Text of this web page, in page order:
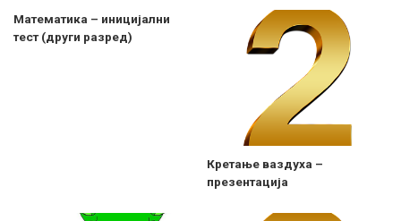
Математика – иницијални
тест (други разред)
Кретање ваздуха –
презентација